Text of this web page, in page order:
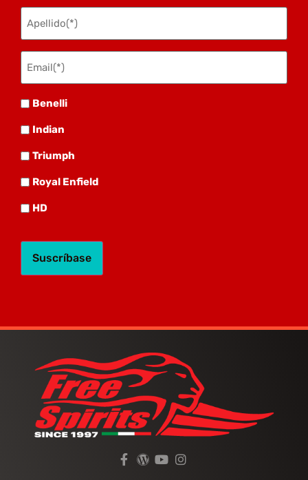
Apellido
(Obligatorio)
Email(*)
(Obligatorio)
Benelli
Benelli
Indian
Indian
Triumph
Triumph
Royal
Royal Enfield
HDHD